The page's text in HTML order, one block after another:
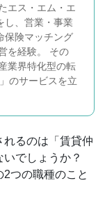
エス・エム・エ
し、営業・事業
保険マッチング
を経験。 その
業界特化型の転
のサービスを立
るのは「賃貸仲
でしょうか？
つの職種のこと